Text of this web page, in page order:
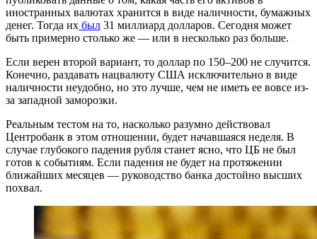
иностранных валютах хранится в виде наличности, бумажных
денег. Тогда их был 31 миллиард долларов. Сегодня может
быть примерно столько же — или в несколько раз больше.
Если верен второй вариант, то доллар по 150–200 не случится.
Конечно, раздавать нацвалюту США исключительно в виде
наличности неудобно, но это лучше, чем не иметь ее вовсе из-
за западной заморозки.
Реальным тестом на то, насколько разумно действовал
Центробанк в этом отношении, будет начавшаяся неделя. В
случае глубокого падения рубля станет ясно, что ЦБ не был
готов к событиям. Если падения не будет на протяжении
ближайших месяцев — руководство банка достойно высших
похвал.